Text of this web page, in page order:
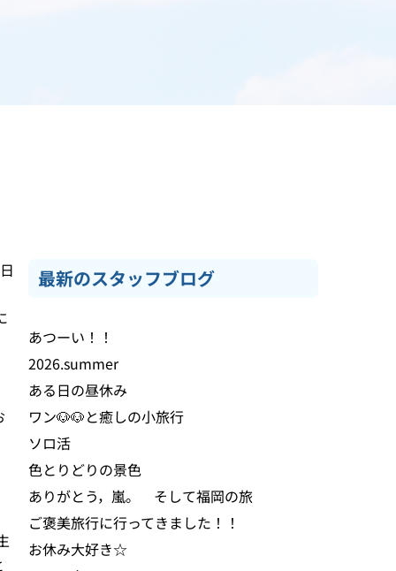
最新のスタッフブログ
あつーい！！
2026.summer
ある日の昼休み
ワン🐶🐶と癒しの小旅行
ソロ活
色とりどりの景色
ありがとう，嵐。 そして福岡の旅
ご褒美旅行に行ってきました！！
お休み大好き☆